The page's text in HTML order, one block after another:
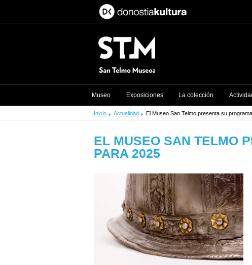
Inicio Actualidad El Museo San Telmo presenta su
EL MUSEO SAN TELMO
PARA 2025
Museo Exposiciones La colección